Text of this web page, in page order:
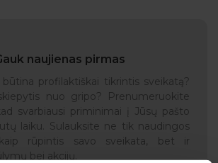
naujienas pirmas
profilaktiškai tikrintis sveikatą?
nuo gripo? Prenumeruokite
svarbiausi priminimai į Jūsų pašto
laiku. Sulauksite ne tik naudingos
rūpintis savo sveikata, bet ir
bei akcijų.